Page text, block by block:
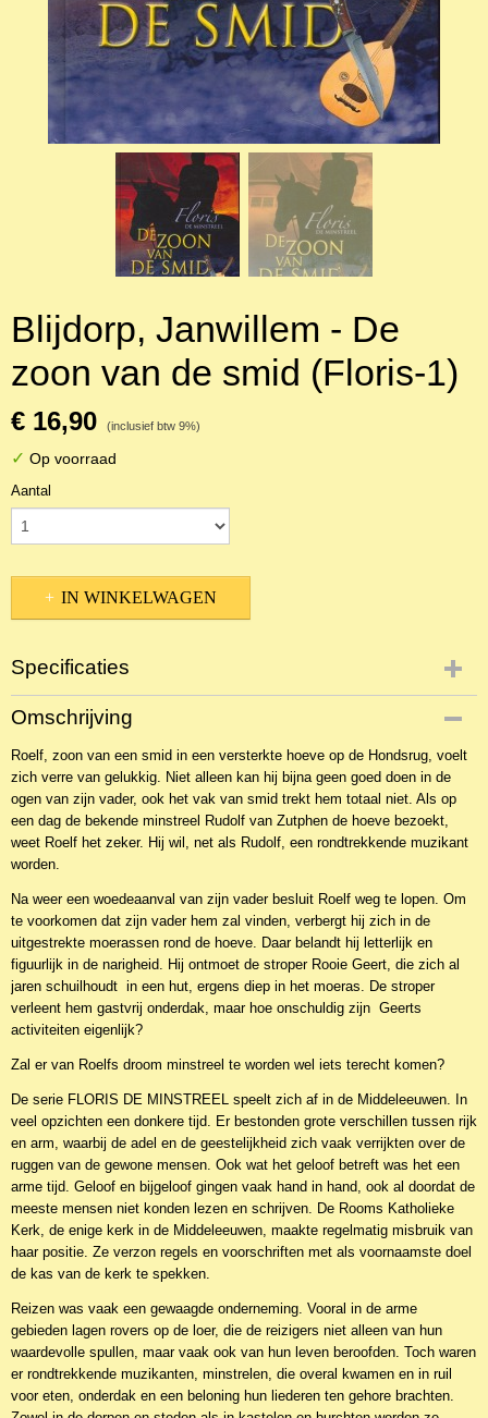
Blijdorp, Janwillem - De
zoon van de smid (Floris-1)
€ 16,90 (inclusief btw 9%)
✓ Op voorraad
Aantal
IN WINKELWAGEN
Specificaties
Productcode
NBKJ-2568
EAN code
9789055516698
Productcode leverancier
Gebr. Koster
Omschrijving
Roelf, zoon van een smid in een versterkte hoeve op de Hondsrug, voelt
zich verre van gelukkig. Niet alleen kan hij bijna geen goed doen in de
ogen van zijn vader, ook het vak van smid trekt hem totaal niet. Als op
een dag de bekende minstreel Rudolf van Zutphen de hoeve bezoekt,
weet Roelf het zeker. Hij wil, net als Rudolf, een rondtrekkende muzikant
worden.
Na weer een woedeaanval van zijn vader besluit Roelf weg te lopen. Om
te voorkomen dat zijn vader hem zal vinden, verbergt hij zich in de
uitgestrekte moerassen rond de hoeve. Daar belandt hij letterlijk en
figuurlijk in de narigheid. Hij ontmoet de stroper Rooie Geert, die zich al
jaren schuilhoudt in een hut, ergens diep in het moeras. De stroper
verleent hem gastvrij onderdak, maar hoe onschuldig zijn Geerts
activiteiten eigenlijk?
Zal er van Roelfs droom minstreel te worden wel iets terecht komen?
De serie FLORIS DE MINSTREEL speelt zich af in de Middeleeuwen. In
veel opzichten een donkere tijd. Er bestonden grote verschillen tussen rijk
en arm, waarbij de adel en de geestelijkheid zich vaak verrijkten over de
ruggen van de gewone mensen. Ook wat het geloof betreft was het een
arme tijd. Geloof en bijgeloof gingen vaak hand in hand, ook al doordat de
meeste mensen niet konden lezen en schrijven. De Rooms Katholieke
Kerk, de enige kerk in de Middeleeuwen, maakte regelmatig misbruik van
haar positie. Ze verzon regels en voorschriften met als voornaamste doel
de kas van de kerk te spekken.
Reizen was vaak een gewaagde onderneming. Vooral in de arme
gebieden lagen rovers op de loer, die de reizigers niet alleen van hun
waardevolle spullen, maar vaak ook van hun leven beroofden. Toch waren
er rondtrekkende muzikanten, minstrelen, die overal kwamen en in ruil
voor eten, onderdak en een beloning hun liederen ten gehore brachten.